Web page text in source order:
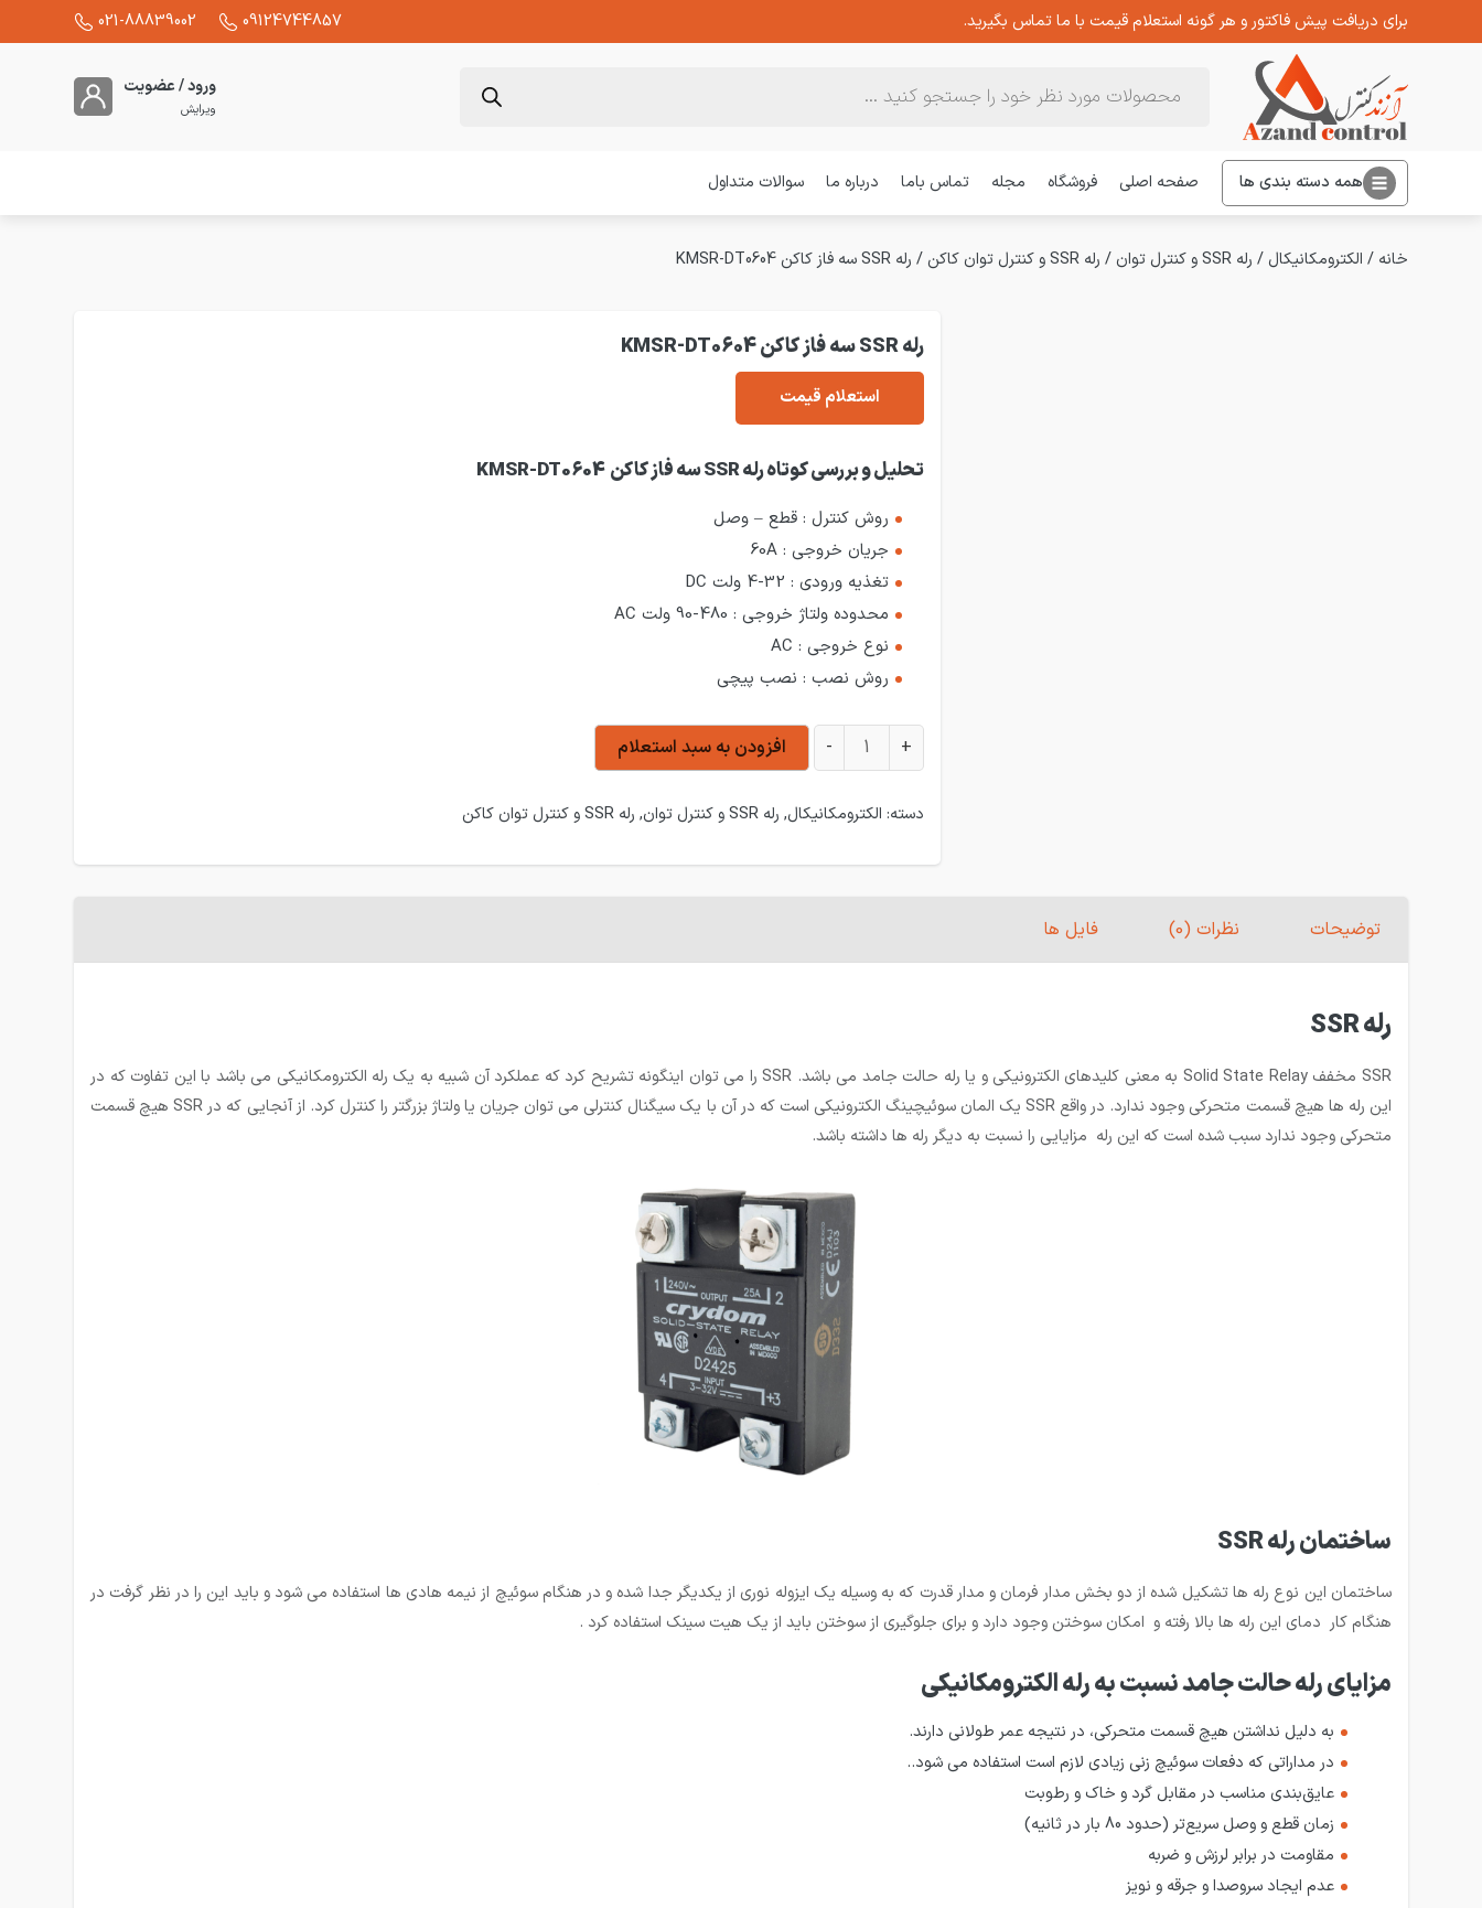
برای دریافت پیش فاکتور و هر گونه استعلام قیمت با ما تماس بگیرید. 09124744857
021-88839002
ورود / عضویت
ویرایش
همه دسته بندی ها صفحه اصلی فروشگاه مجله تماس باما درباره ما سوالات متداول
خانه / الکترومکانیکال / رله SSR و کنترل توان / رله SSR و کنترل توان کاکن / رله SSR سه فاز کاکن KMSR-DT0604
رله SSR سه فاز کاکن KMSR-DT0604
استعلام قیمت
تحلیل و بررسی کوتاه رله SSR سه فاز کاکن KMSR-DT0604
روش کنترل : قطع – وصل
جریان خروجی : 60A
تغذیه ورودی : 32-4 ولت DC
محدوده ولتاژ خروجی : 480-90 ولت AC
نوع خروجی : AC
روش نصب : نصب پیچی
رله SSR سه فاز کاکن KMSR-DT0604 عدد
+
- افزودن به سبد استعلام
دسته: الکترومکانیکال, رله SSR و کنترل توان , رله SSR و کنترل توان کاکن
توضیحات نظرات (0) فایل ها
رله SSR
SSR مخفف Solid State Relay به معنی کلیدهای الکترونیکی و یا رله حالت جامد می­ باشد. SSR را می توان اینگونه تشریح کرد که عملکرد آن شبیه به یک رله الکترومکانیکی می­ باشد با این تفاوت که در
این رله ها هیچ قسمت متحرکی وجود ندارد. در واقع SSR یک المان سوئیچینگ الکترونیکی است که در آن با یک سیگنال کنترلی می ­توان جریان یا ولتاژ بزرگتر را کنترل کرد. از آنجایی که در SSR هیچ قسمت
متحرکی وجود ندارد سبب شده است که این رله مزایایی را نسبت به دیگر رله ها داشته باشد.
ساختمان رله SSR
ساختمان این نوع رله ها تشکیل شده از دو بخش مدار فرمان و مدار قدرت که به وسیله یک ایزوله نوری از یکدیگر جدا شده و در هنگام سوئیچ از نیمه هادی ها استفاده می شود و باید این را در نظر گرفت در
هنگام کار دمای این رله ها بالا رفته و امکان سوختن وجود دارد و برای جلوگیری از سوختن باید از یک هیت سینک استفاده کرد .
مزایای رله حالت ‌جامد نسبت به رله الکترومکانیکی
به دلیل نداشتن هیچ قسمت متحرکی، در نتیجه عمر طولانی دارند.
در مداراتی که دفعات سوئیچ زنی زیادی لازم است استفاده می شود..
عایق‌بندی مناسب در مقابل گرد و خاک و رطوبت
زمان قطع و وصل سریع‌تر (حدود 80 بار در ثانیه)
مقاومت در برابر لرزش و ضربه
عدم ایجاد سروصدا و جرقه و نویز